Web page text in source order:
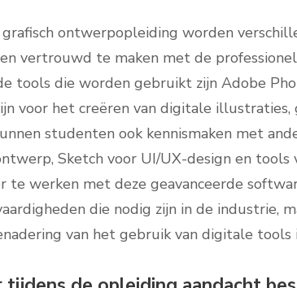
grafisch ontwerpopleiding worden
vertrouwd te maken met de
tools die worden gebruikt zijn Adobe
voor het creëren van digitale
studenten ook kennismaken met
Sketch voor UI/UX-design en
te werken met deze geavanceerde
die nodig zijn in de industrie,
van het gebruik van digitale tools